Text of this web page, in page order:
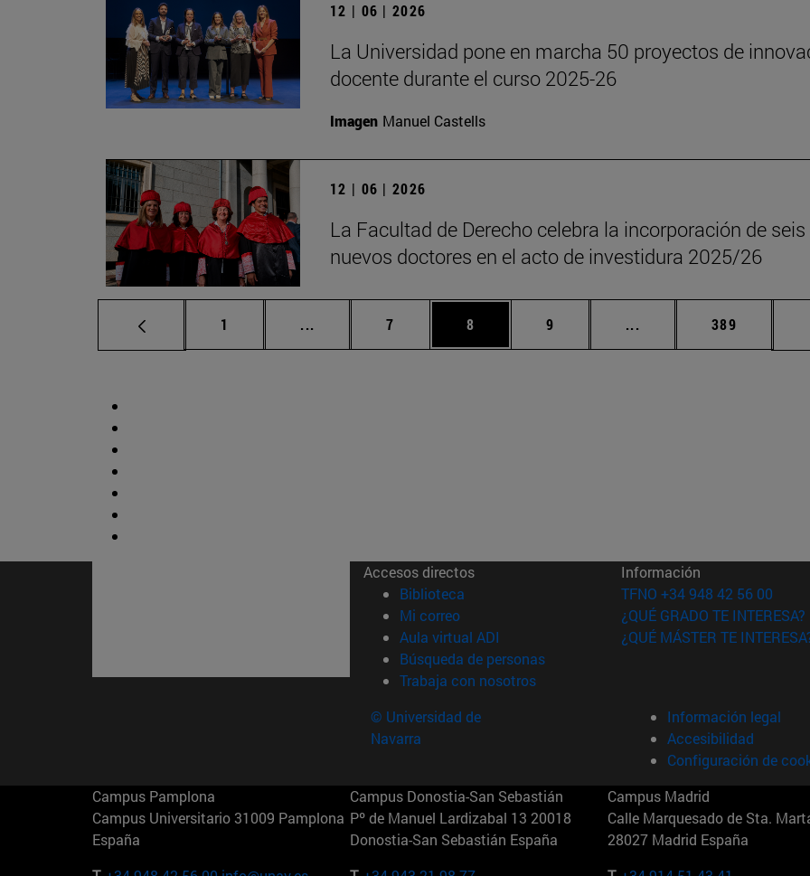
12 | 06 | 2026
La Universidad pone en marcha 50 proyectos de
docente durante el curso 2025-26
Imagen Manuel Castells
12 | 06 | 2026
La Facultad de Derecho celebra la incorporación de seis
nuevos doctores en el acto de investidura 2025/26
Página
1 ... Páginas intermedias Use TAB para desplazarse.
Página
7 Página
8 Página
9 ... Páginas intermedias
Página
389
Accesos directos
Biblioteca (abre en nueva ventana)
Mi correo(abre en nueva ventana)
Aula virtual ADI (abre en nueva ventana)
Búsqueda de personas(abre en nueva ventana)
Trabaja con nosotros(abre en nueva ventana)
Información
TFNO +34 948 42 56 00
¿QUÉ GRADO TE INTERESA?
¿QUÉ MÁSTER TE
© Universidad de
Navarra
Información legal
Accesibilidad
Configuración de
Campus Pamplona
Campus Universitario 31009 Pamplona
España
Campus Donostia-San Sebastián
Pº de Manuel Lardizabal 13 20018
Donostia-San Sebastián España
Campus Madrid
Calle Marquesado de Sta.
28027 Madrid España